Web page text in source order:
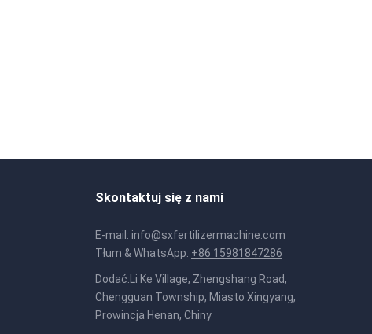
Skontaktuj się z nami
E-mail: info@sxfertilizermachine.com
Tłum & WhatsApp: +86 15981847286
Dodać:Li Ke Village, Zhengshang Road,
Chengguan Township, Miasto Xingyang,
Prowincja Henan, Chiny